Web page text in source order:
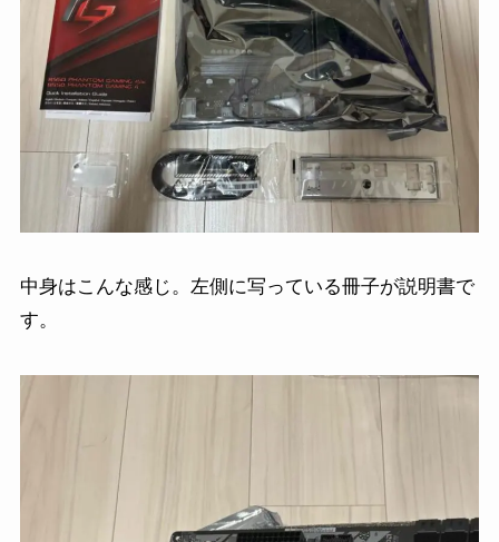
中身はこんな感じ。左側に写っている冊子が説明書で
す。